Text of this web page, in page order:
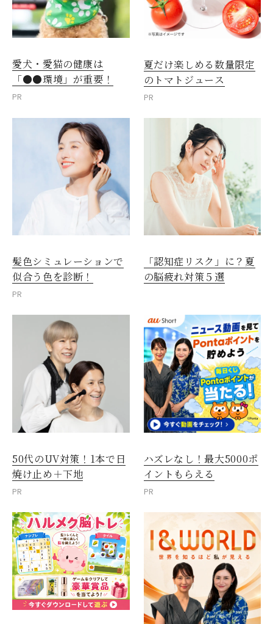
愛犬・愛猫の健康は
「●●環境」が重要！
PR
夏だけ楽しめる数量限定
のトマトジュース
PR
髪色シミュレーションで
似合う色を診断！
PR
「認知症リスク」に？夏
の脳疲れ対策５選
50代のUV対策！1本で日
焼け止め＋下地
PR
ハズレなし！最大5000ポ
イントもらえる
PR